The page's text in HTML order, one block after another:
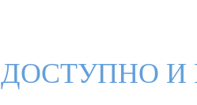
ДОСТУПНО И